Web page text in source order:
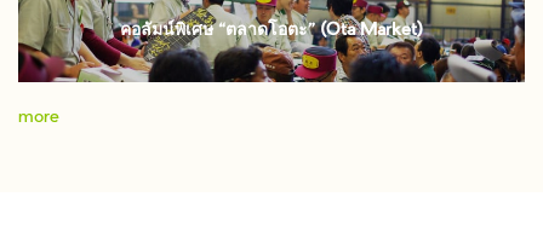
คอลัมน์พิเศษ “ตลาดโอตะ” (Ota Market)
more